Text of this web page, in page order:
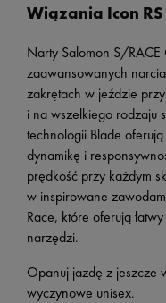
Wiązania Icon
Narty Salomon S/RACE
zaawansowanych
zakrętach w jeździe
i na wszelkiego rodzaju
technologii Blade
dynamikę i
prędkość przy każdym
w inspirowane
Race, które oferują
narzędzi.
Opanuj jazdę z jeszcze
wyczynowe unisex.